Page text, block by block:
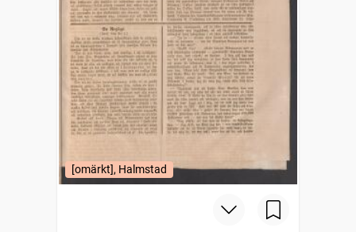
[omärkt], Halmstad